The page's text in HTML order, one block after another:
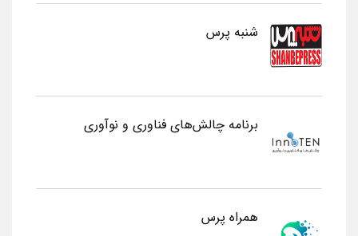
شنبه پرس
برنامه چالش‌های فناوری و نوآوری
همراه پرس